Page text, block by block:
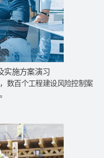
实施方案演习
数百个工程建设风险控制案